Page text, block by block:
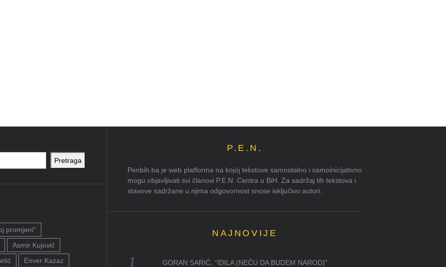
Pretraga
promjeni"
Asmir Kujović
Enver Kazaz
P.E.N.
Penbih.ba je web platforma na kojoj tekstove samostalno i samoinicijativno
mogu objavljivati svi članovi P.E.N. Centra u BiH. Za sadržaj tih tekstova i
stavove sadržane u njima odgovornost snose isključivo autori.
NAJNOVIJE
GORAN SARIĆ, “IDILA (NEĆU DA BUDEM NAROD)”